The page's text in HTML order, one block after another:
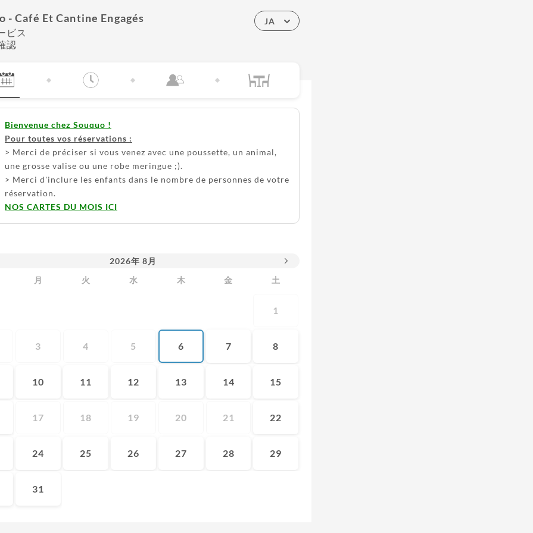
- Café Et Cantine Engagés
ビス
認
JA
Bienvenue chez Souquo !
Pour toutes vos réservations :
> Merci de préciser si vous venez avec une poussette, un animal,
une grosse valise ou une robe meringue ;).
> Merci d'inclure les enfants dans le nombre de personnes de votre
réservation.
NOS CARTES DU MOIS ICI
2026年 8月
月 火 水 木 金 土
1
3 4 5 6 7 8
10 11 12 13 14 15
17 18 19 20 21 22
24 25 26 27 28 29
31